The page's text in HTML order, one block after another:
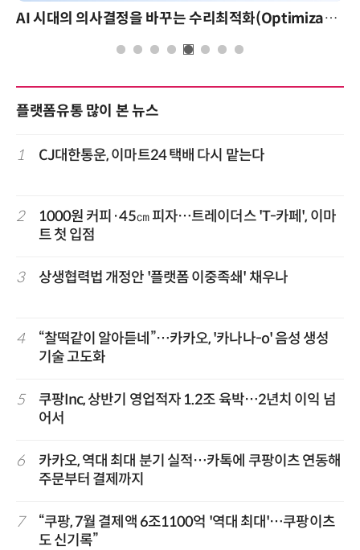
AI 시대의 의사결정을 바꾸는 수리최적화(Optimization): 실제 산업 적용 사례와 활용 전략
플랫폼유통 많이 본 뉴스
1 CJ대한통운, 이마트24 택배 다시 맡는다
2
1000원 커피·45㎝ 피자…트레이더스 'T-카페', 이마
트 첫 입점
3 상생협력법 개정안 '플랫폼 이중족쇄' 채우나
4
“찰떡같이 알아듣네”…카카오, '카나나-o' 음성 생성
기술 고도화
5
쿠팡Inc, 상반기 영업적자 1.2조 육박…2년치 이익 넘
어서
6
카카오, 역대 최대 분기 실적…카톡에 쿠팡이츠 연동해
주문부터 결제까지
7
“쿠팡, 7월 결제액 6조1100억 '역대 최대'…쿠팡이츠
도 신기록”